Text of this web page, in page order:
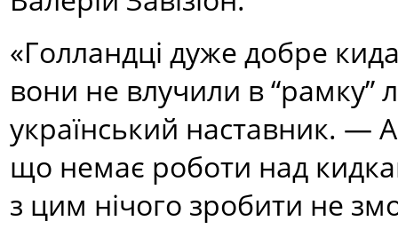
«Голландці дуже добре
вони не влучили в “рамку”
український наставник. —
що немає роботи над
з цим нічого зробити не